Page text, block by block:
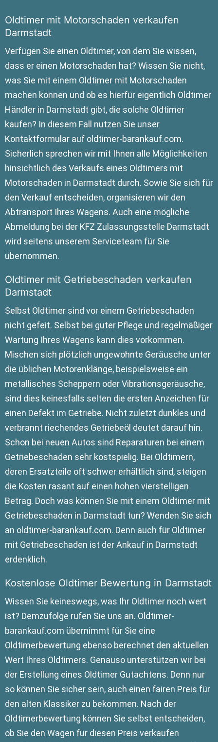
Oldtimer mit Motorschaden verkaufen
Darmstadt
Verfügen Sie einen Oldtimer, von dem Sie wissen,
dass er einen Motorschaden hat? Wissen Sie nicht,
was Sie mit einem Oldtimer mit Motorschaden
machen können und ob es hierfür eigentlich Oldtimer
Händler in Darmstadt gibt, die solche Oldtimer
kaufen? In diesem Fall nutzen Sie unser
Kontaktformular auf oldtimer-barankauf.com.
Sicherlich sprechen wir mit Ihnen alle Möglichkeiten
hinsichtlich des Verkaufs eines Oldtimers mit
Motorschaden in Darmstadt durch. Sowie Sie sich für
den Verkauf entscheiden, organisieren wir den
Abtransport Ihres Wagens. Auch eine mögliche
Abmeldung bei der KFZ Zulassungsstelle Darmstadt
wird seitens unserem Serviceteam für Sie
übernommen.
Oldtimer mit Getriebeschaden verkaufen
Darmstadt
Selbst Oldtimer sind vor einem Getriebeschaden
nicht gefeit. Selbst bei guter Pflege und regelmäßiger
Wartung Ihres Wagens kann dies vorkommen.
Mischen sich plötzlich ungewohnte Geräusche unter
die üblichen Motorenklänge, beispielsweise ein
metallisches Scheppern oder Vibrationsgeräusche,
sind dies keinesfalls selten die ersten Anzeichen für
einen Defekt im Getriebe. Nicht zuletzt dunkles und
verbrannt riechendes Getriebeöl deutet darauf hin.
Schon bei neuen Autos sind Reparaturen bei einem
Getriebeschaden sehr kostspielig. Bei Oldtimern,
deren Ersatzteile oft schwer erhältlich sind, steigen
die Kosten rasant auf einen hohen vierstelligen
Betrag. Doch was können Sie mit einem Oldtimer mit
Getriebeschaden in Darmstadt tun? Wenden Sie sich
an oldtimer-barankauf.com. Denn auch für Oldtimer
mit Getriebeschaden ist der Ankauf in Darmstadt
erdenklich.
Kostenlose Oldtimer Bewertung in Darmstadt
Wissen Sie keineswegs, was Ihr Oldtimer noch wert
ist? Demzufolge rufen Sie uns an. Oldtimer-
barankauf.com übernimmt für Sie eine
Oldtimerbewertung ebenso berechnet den aktuellen
Wert Ihres Oldtimers. Genauso unterstützen wir bei
der Erstellung eines Oldtimer Gutachtens. Denn nur
so können Sie sicher sein, auch einen fairen Preis für
den alten Klassiker zu bekommen. Nach der
Oldtimerbewertung können Sie selbst entscheiden,
ob Sie den Wagen für diesen Preis verkaufen